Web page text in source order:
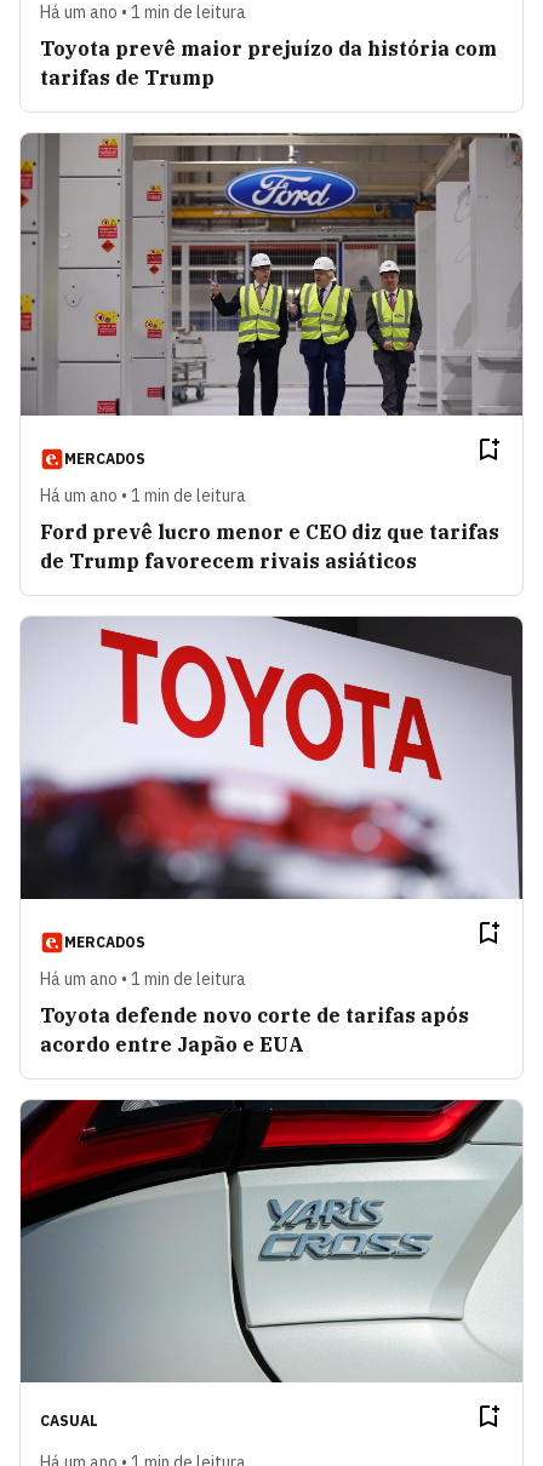
Há um ano • 1 min de leitura
Toyota prevê maior prejuízo da história com
tarifas de Trump
MERCADOS
Há um ano • 1 min de leitura
Ford prevê lucro menor e CEO diz que tarifas
de Trump favorecem rivais asiáticos
MERCADOS
Há um ano • 1 min de leitura
Toyota defende novo corte de tarifas após
acordo entre Japão e EUA
CASUAL